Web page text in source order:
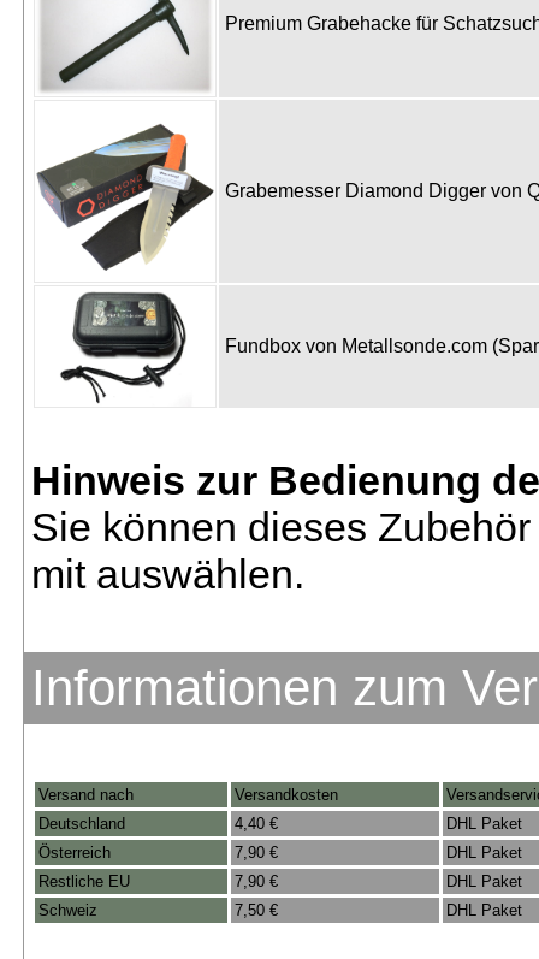
Premium Grabehacke für
Grabemesser Diamond Digger von
Fundbox von Metallsonde.com
Hinweis zur Bedienung
Sie können dieses
mit auswählen.
Informationen zum
Versand nach Versandkosten
Deutschland
4,40 €
DHL Paket
Österreich
7,90 €
DHL Paket
Restliche EU
7,90 €
DHL Paket
Schweiz
7,50 € DHL Paket